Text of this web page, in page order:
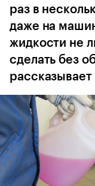
раз в
даже на
жидкости не
сделать без